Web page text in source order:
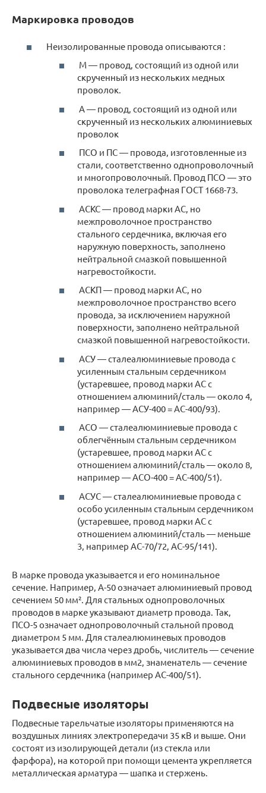
Маркировка проводов
Неизолированные провода описываются :
М — провод, состоящий из одной или
скрученный из нескольких медных
проволок.
А — провод, состоящий из одной или
скрученный из нескольких алюминиевых
проволок
ПСО и ПС — провода, изготовленные из
стали, соответственно однопроволочный
и многопроволочный. Провод ПСО — это
проволока телеграфная ГОСТ 1668-73.
АСКС — провод марки АС, но
межпроволочное пространство
стального сердечника, включая его
наружную поверхность, заполнено
нейтральной смазкой повышенной
нагревостойкости.
АСКП — провод марки АС, но
межпроволочное пространство всего
провода, за исключением наружной
поверхности, заполнено нейтральной
смазкой повышенной нагревостойкости.
АСУ — сталеалюминиевые провода с
усиленным стальным сердечником
(устаревшее, провод марки АС с
отношением алюминий/сталь — около 4,
например — АСУ-400 = АС-400/93).
АСО — сталеалюминиевые провода с
облегчённым стальным сердечником
(устаревшее, провод марки АС с
отношением алюминий/сталь — около 8,
например — АСО-400 = АС-400/51).
АСУС — сталеалюминиевые провода с
особо усиленным стальным сердечником
(устаревшее, провод марки АС с
отношением алюминий/сталь — меньше
3, например АС-70/72, АС-95/141).
В марке провода указывается и его номинальное
сечение. Например, А-50 означает алюминиевый провод
сечением 50 мм². Для стальных однопроволочных
проводов в марке указывают диаметр провода. Так,
ПСО-5 означает однопроволочный стальной провод
диаметром 5 мм. Для сталеалюминевых проводов
указывается два числа через дробь, числитель — сечение
алюминиевых проводов в мм2, знаменатель — сечение
стального сердечника (например АС-400/51).
Подвесные изоляторы
Подвесные тарельчатые изоляторы применяются на
воздушных линиях электропередачи 35 кВ и выше. Они
состоят из изолирующей детали (из стекла или
фарфора), на которой при помощи цемента укрепляется
металлическая арматура — шапка и стержень.